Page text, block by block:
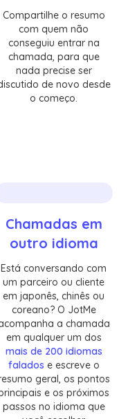
Compartilhe o resumo
com quem não
conseguiu entrar na
chamada, para que
nada precise ser
de novo desde
o começo.
Chamadas em
outro idioma
Está conversando com
um parceiro ou cliente
em japonês, chinês ou
coreano? O JotMe
a chamada
em qualquer um dos
mais de 200 idiomas
falados e escreve o
geral, os pontos
e os próximos
passos no idioma que